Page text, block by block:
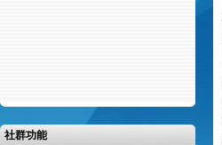
社群功能